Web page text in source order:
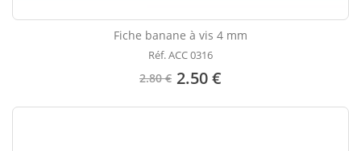
Fiche banane à vis 4 mm
Réf. ACC 0316
2.80 € 2.50 €